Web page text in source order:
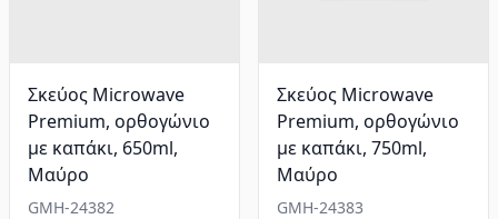
Σκεύος Microwave
Premium, oρθογώνιο
με καπάκι, 650ml,
Mαύρο
GMH-24382
Σκεύος Microwave
Premium, oρθογώνιο
με καπάκι, 750ml,
Mαύρο
GMH-24383